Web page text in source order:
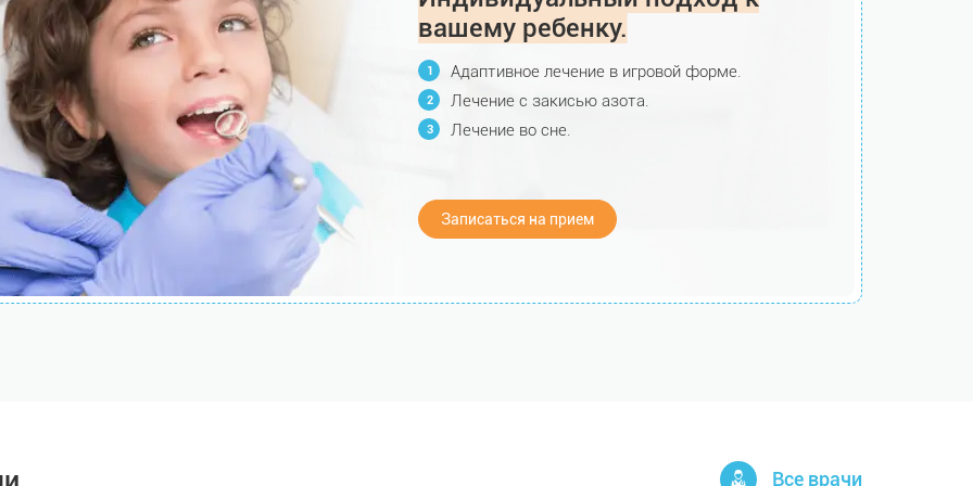
вашему ребенку.
Адаптивное лечение в игровой форме.
Лечение с закисью азота.
Лечение во сне.
Записаться на прием
Все врачи